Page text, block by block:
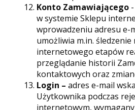
Konto Zamawiającego
w systemie Sklepu
wprowadzeniu adresu e-
umożliwia m.in.
internetowego etapów
przeglądanie historii
kontaktowych oraz
Login – adres e-mail
Użytkownika podczas
internetowym, wymagany